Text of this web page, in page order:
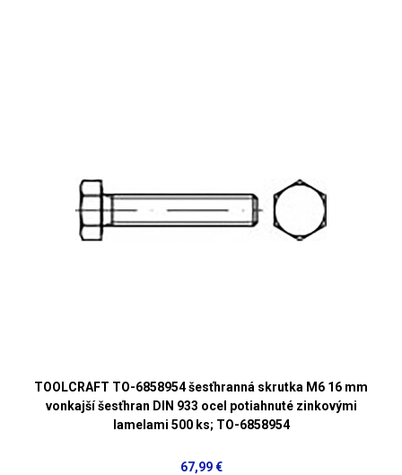
TOOLCRAFT TO-6858954 šesťhranná skrutka M6 16 mm
vonkajší šesťhran DIN 933 ocel potiahnuté zinkovými
lamelami 500 ks; TO-6858954
67,99 €